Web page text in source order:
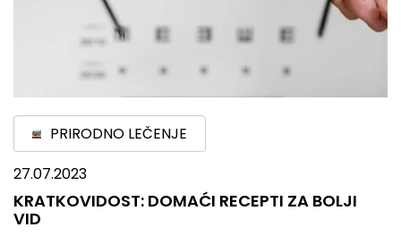
PRIRODNO LEČENJE
27.07.2023
KRATKOVIDOST: DOMAĆI RECEPTI ZA BOLJI
VID